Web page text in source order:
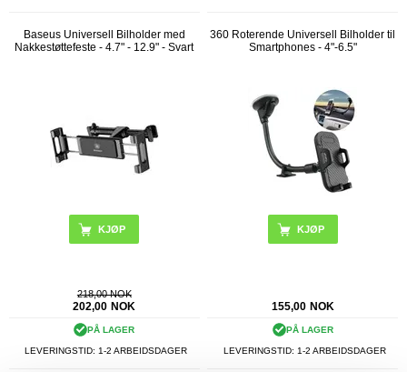
Baseus Universell Bilholder med
Nakkestøttefeste - 4.7" - 12.9" - Svart
218,00 NOK
202,00 NOK
PÅ LAGER
LEVERINGSTID: 1-2 ARBEIDSDAGER
360 Roterende Universell Bilholder til
Smartphones - 4"-6.5"
155,00 NOK
PÅ LAGER
LEVERINGSTID: 1-2 ARBEIDSDAGER